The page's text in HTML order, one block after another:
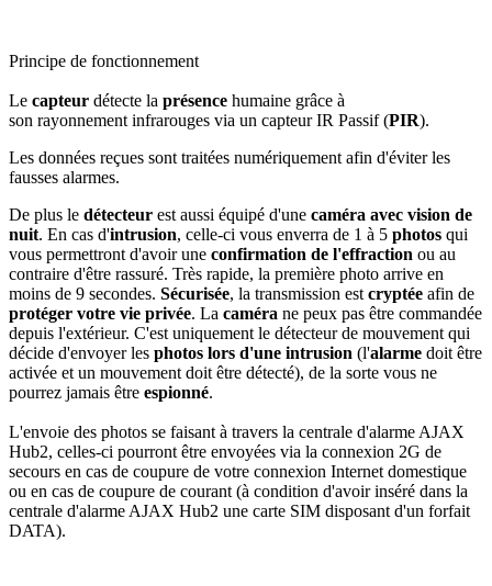
Principe de fonctionnement
Le capteur détecte la présence humaine grâce à
son rayonnement infrarouges via un capteur IR Passif (PIR).
Les données reçues sont traitées numériquement afin d'éviter les
fausses alarmes.
De plus le détecteur est aussi équipé d'une caméra avec vision de
nuit. En cas d'intrusion, celle-ci vous enverra de 1 à 5 photos qui
vous permettront d'avoir une confirmation de l'effraction ou au
contraire d'être rassuré. Très rapide, la première photo arrive en
moins de 9 secondes. Sécurisée, la transmission est cryptée afin de
protéger votre vie privée. La caméra ne peux pas être commandée
depuis l'extérieur. C'est uniquement le détecteur de mouvement qui
décide d'envoyer les photos lors d'une intrusion (l'alarme doit être
activée et un mouvement doit être détecté), de la sorte vous ne
pourrez jamais être espionné.
L'envoie des photos se faisant à travers la centrale d'alarme AJAX
Hub2, celles-ci pourront être envoyées via la connexion 2G de
secours en cas de coupure de votre connexion Internet domestique
ou en cas de coupure de courant (à condition d'avoir inséré dans la
centrale d'alarme AJAX Hub2 une carte SIM disposant d'un forfait
DATA).